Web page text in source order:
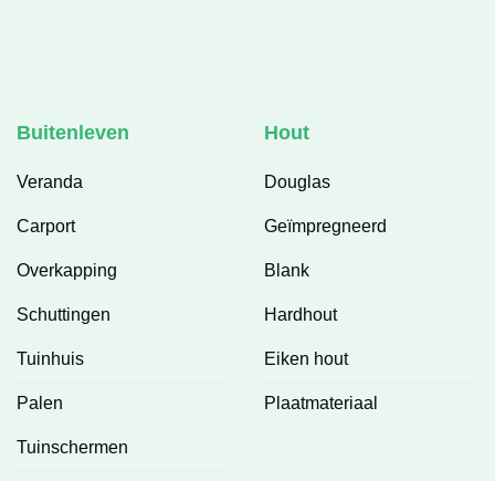
Buitenleven
Veranda
Carport
Overkapping
Schuttingen
Tuinhuis
Palen
Tuinschermen
Hout
Douglas
Geïmpregneerd
Blank
Hardhout
Eiken hout
Plaatmateriaal